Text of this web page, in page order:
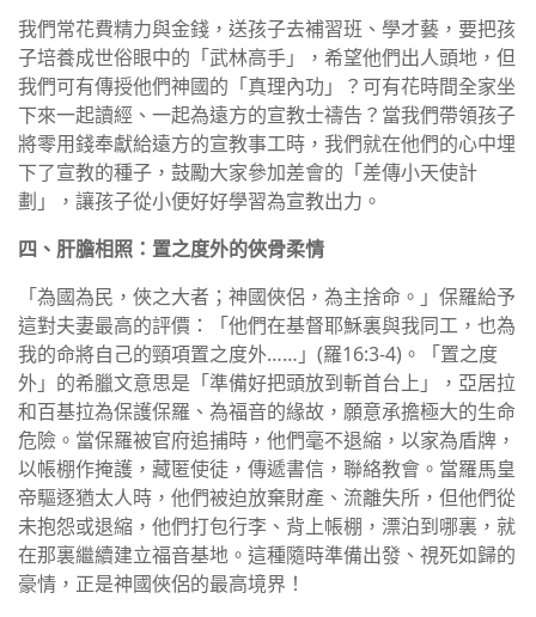
我們常花費精力與金錢，送孩子去補習班、學才藝，要把孩
子培養成世俗眼中的「武林高手」，希望他們出人頭地，但
我們可有傳授他們神國的「真理內功」？可有花時間全家坐
下來一起讀經、一起為遠方的宣教士禱告？當我們帶領孩子
將零用錢奉獻給遠方的宣教事工時，我們就在他們的心中埋
下了宣教的種子，鼓勵大家參加差會的「差傳小天使計
劃」，讓孩子從小便好好學習為宣教出力。
四、肝膽相照：置之度外的俠骨柔情
「為國為民，俠之大者；神國俠侶，為主捨命。」保羅給予
這對夫妻最高的評價：「他們在基督耶穌裏與我同工，也為
我的命將自己的頸項置之度外……」(羅16:3-4)。「置之度
外」的希臘文意思是「準備好把頭放到斬首台上」，亞居拉
和百基拉為保護保羅、為福音的緣故，願意承擔極大的生命
危險。當保羅被官府追捕時，他們毫不退縮，以家為盾牌，
以帳棚作掩護，藏匿使徒，傳遞書信，聯絡教會。當羅馬皇
帝驅逐猶太人時，他們被迫放棄財產、流離失所，但他們從
未抱怨或退縮，他們打包行李、背上帳棚，漂泊到哪裏，就
在那裏繼續建立福音基地。這種隨時準備出發、視死如歸的
豪情，正是神國俠侶的最高境界！